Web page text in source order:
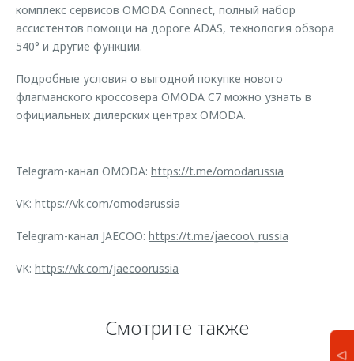
комплекс сервисов OMODA Connect, полный набор
ассистентов помощи на дороге ADAS, технология обзора
540° и другие функции.
Подробные условия о выгодной покупке нового
флагманского кроссовера OMODA C7 можно узнать в
официальных дилерских центрах OMODA.
Telegram-канал OMODA: https://t.me/omodarussia
VK: https://vk.com/omodarussia
Telegram-канал JAECOO: https://t.me/jaecoo\_russia
VK: https://vk.com/jaecoorussia
Смотрите также